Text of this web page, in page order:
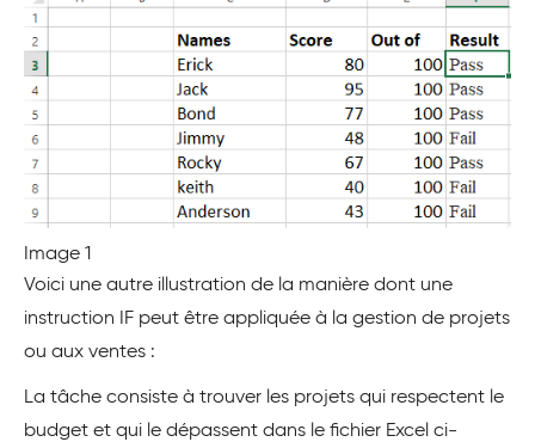
Image 1
Voici une autre illustration de la manière dont une
instruction IF peut être appliquée à la gestion de projets
ou aux ventes :
La tâche consiste à trouver les projets qui respectent le
budget et qui le dépassent dans le fichier Excel ci-